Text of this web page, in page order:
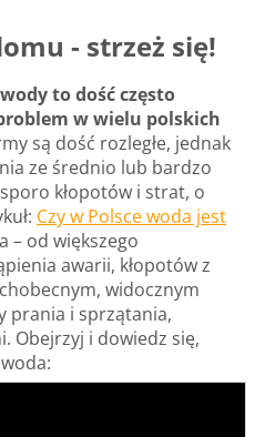
- strzeż się!
to dość często
w wielu polskich
są dość rozległe, jednak
ze średnio lub bardzo
kłopotów i strat, o
Czy w Polsce woda jest
– od większego
awarii, kłopotów z
widocznym
prania i sprzątania,
Obejrzyj i dowiedz się,